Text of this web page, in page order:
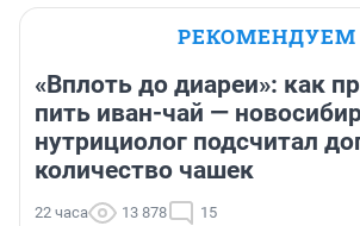
РЕКОМЕНДУЕМ
«Вплоть до диареи»: как
пить иван-чай —
нутрициолог подсчитал
количество чашек
22 часа 13 878 15